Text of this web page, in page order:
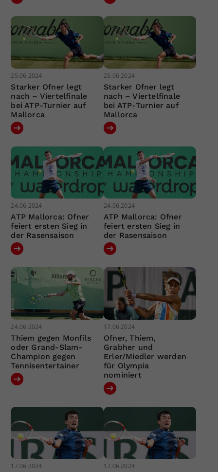
25.06.2024
Starker Ofner legt
nach – Viertelfinale
bei ATP-Turnier auf
Mallorca
25.06.2024
Starker Ofner legt
nach – Viertelfinale
bei ATP-Turnier auf
Mallorca
24.06.2024
ATP Mallorca: Ofner
feiert ersten Sieg in
der Rasensaison
24.06.2024
ATP Mallorca: Ofner
feiert ersten Sieg in
der Rasensaison
24.06.2024
Thiem gegen Monfils
oder Grand-Slam-
Champion gegen
Tennisentertainer
17.06.2024
Ofner, Thiem,
Grabher und
Erler/Miedler werden
für Olympia
nominiert
17.06.2024 17.06.2024